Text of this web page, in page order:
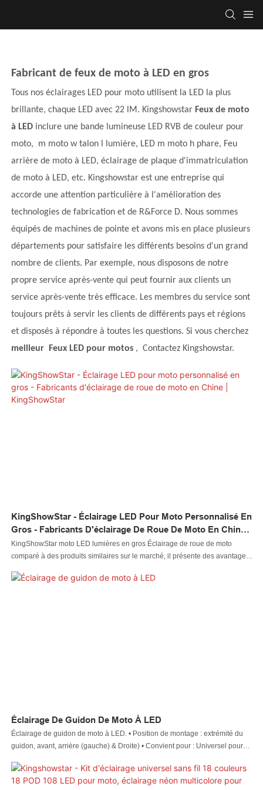
Fabricant de feux de moto à LED en gros
Tous nos éclairages LED pour moto utilisent la LED la plus
brillante, chaque LED avec 22 lM. Kingshowstar Feux de moto
à LED inclure une bande lumineuse LED RVB de couleur pour
moto,
m motow talon lumière, LED m moto h phare, Feu
arrière de moto à LED, éclairage de plaque d'immatriculation
de moto à LED, etc. Kingshowstar est une entreprise qui
accorde une attention particulière à l'amélioration des
technologies de fabrication et de R&Force D. Nous sommes
équipés de machines de pointe et avons mis en place plusieurs
départements pour satisfaire les différents besoins d'un grand
nombre de clients. Par exemple, nous disposons de notre
propre service après-vente qui peut fournir aux clients un
service après-vente très efficace. Les membres du service sont
toujours prêts à servir les clients de différents pays et régions
et disposés à répondre à toutes les questions. Si vous cherchez
meilleur
Feux LED pour motos , Contactez Kingshowstar.
KingShowStar - Éclairage LED Pour Moto Personnalisé En
Gros - Fabricants D'éclairage De Roue De Moto En Chine |
KingShowStar
KingShowStar moto LED lumières en gros Éclairage de roue de moto
comparé à des produits similaires sur le marché, il présente des avantages
d'apparence, etc., et jouit d'une bonne réputation sur le marché.
Éclairage De Guidon De Moto À LED
Éclairage de guidon de moto à LED. • Position de montage : extrémité du
guidon, avant, arrière (gauche) & Droite) • Convient pour : Universel pour
Chopper Bobber Cruiser comme pour Honda Suzuki Kawasaki Dirt Pit Bike
Sport Street Bike Off-Road Riding.CONSEILS : • Vous pouvez percer un trou